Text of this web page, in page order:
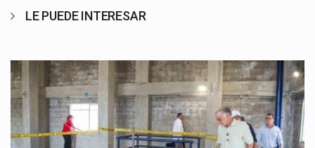
LE PUEDE INTERESAR